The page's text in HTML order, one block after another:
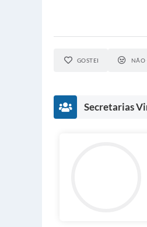
GOSTEI NÃO
Secretarias